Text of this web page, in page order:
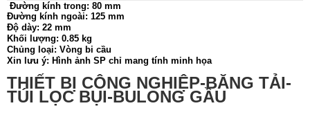
Đường kính trong: 80 mm
Đường kính ngoài: 125 mm
Độ dày: 22 mm
Khối lượng: 0.85 kg
Chủng loại: Vòng bi cầu
Xin lưu ý: Hình ảnh SP chỉ mang tính minh họa
THIẾT BỊ CÔNG NGHIỆP-BĂNG TẢI-
TÚI LỌC BỤI-BULONG GẦU